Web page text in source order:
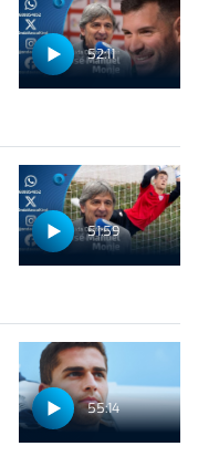
52:11
51:59
55:14